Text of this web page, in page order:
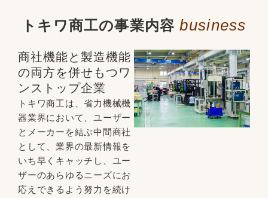
トキワ商工の事業内容business
商社機能と製造機能
の両方を併せもつワ
ンストップ企業
トキワ商工は、省力機械機
器業界において、ユーザー
とメーカーを結ぶ中間商社
として、業界の最新情報を
いち早くキャッチし、ユー
ザーのあらゆるニーズにお
応えできるよう努力を続け